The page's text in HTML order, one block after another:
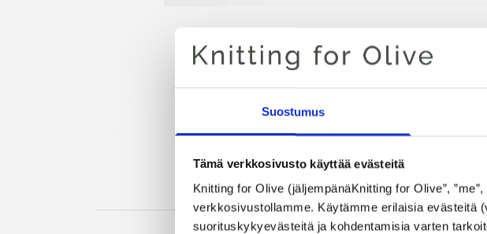
Suostumus
Tämä verkkosivusto käyttää evästeitä
Knitting for Olive (jäljempänäKnitting for Olive”,
verkkosivustollamme. Käytämme erilaisia evästeitä
suorituskykyevästeitä ja kohdentamisia varten